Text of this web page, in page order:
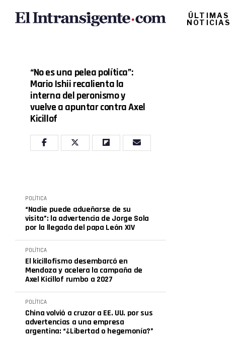
ÚLTIMAS
NOTICIAS
“No es una pelea política”:
Mario Ishii recalienta la
interna del peronismo y
vuelve a apuntar contra Axel
Kicillof
POLÍTICA
“Nadie puede adueñarse de su
visita”: la advertencia de Jorge Sola
por la llegada del papa León XIV
POLÍTICA
El kicillofismo desembarcó en
Mendoza y acelera la campaña de
Axel Kicillof rumbo a 2027
POLÍTICA
China volvió a cruzar a EE. UU. por sus
advertencias a una empresa
argentina: “¿Libertad o hegemonía?”